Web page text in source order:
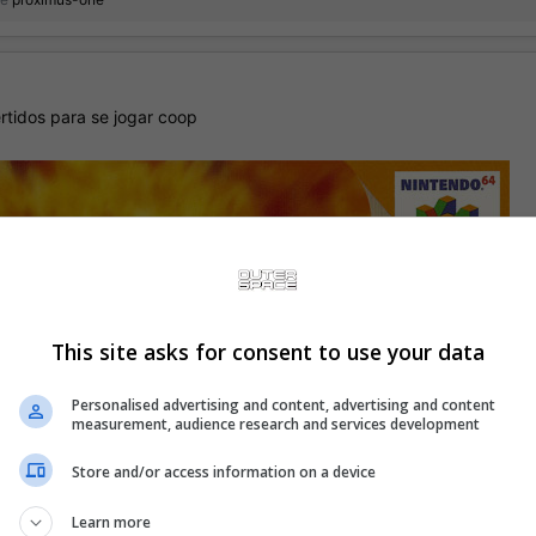
para se jogar coop
This site asks for consent to use your data
Personalised advertising and content, advertising and content
measurement, audience research and services development
Store and/or access information on a device
Learn more